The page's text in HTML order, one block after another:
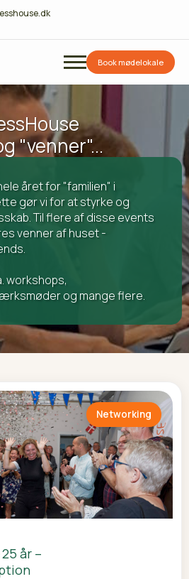
Book mødelokale
"venner"...
året for "familien" i
gør vi for at styrke og
Til flere af disse events
venner af huset -
workshops,
og mange flere.
Networking
år –